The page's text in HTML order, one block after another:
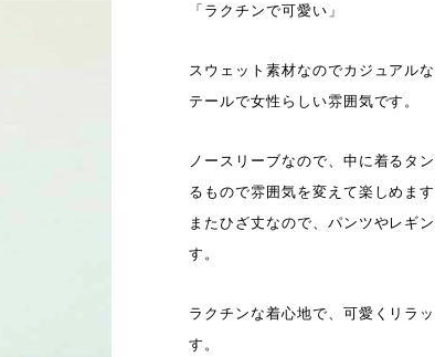
「ラクチンで可愛い」
スウェット素材なのでカジュアル
テールで女性らしい雰囲気です。
ノースリーブなので、中に着るタ
るもので雰囲気を変えて楽しめます
またひざ丈なので、パンツやレギ
す。
ラクチンな着心地で、可愛くリラ
す。